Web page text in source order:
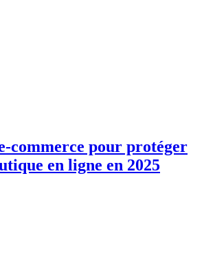
commerce pour protéger
en ligne en 2025